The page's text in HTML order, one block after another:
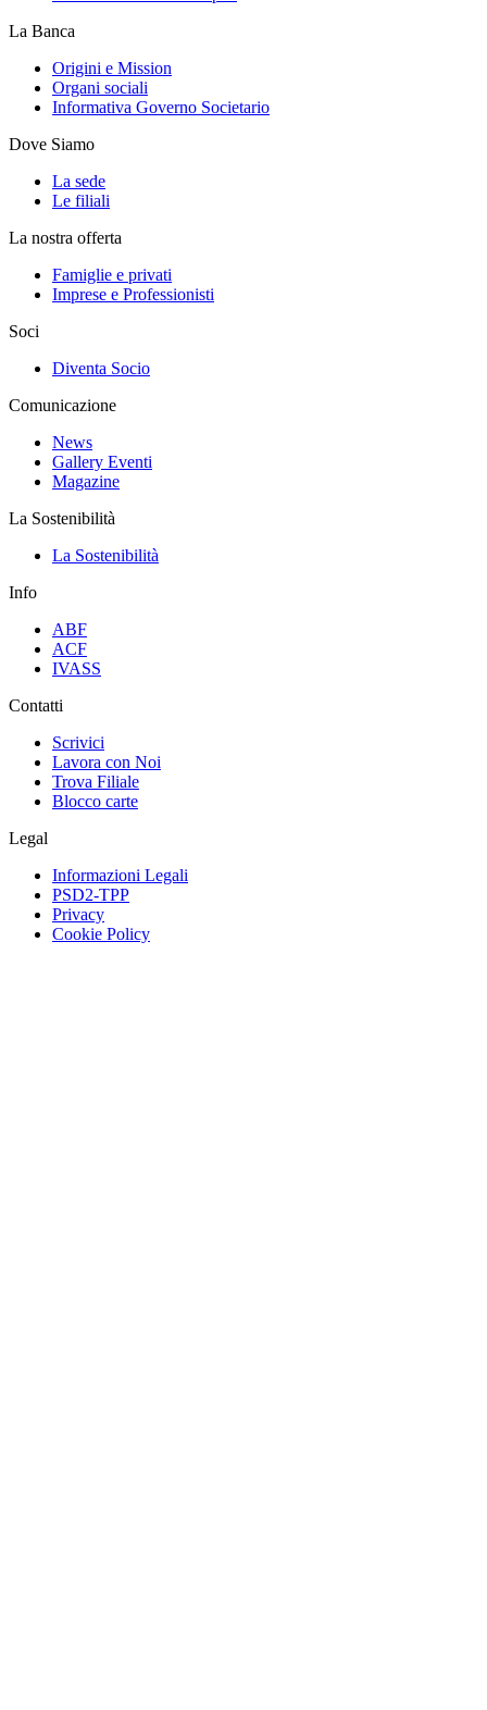
La Banca
Origini e Mission
Organi sociali
Informativa Governo Societario
Dove Siamo
La sede
Le filiali
La nostra offerta
Famiglie e privati
Imprese e Professionisti
Soci
Diventa Socio
Comunicazione
News
Gallery Eventi
Magazine
La Sostenibilità
La Sostenibilità
Info
ABF
ACF
IVASS
Contatti
Scrivici
Lavora con Noi
Trova Filiale
Blocco carte
Legal
Informazioni Legali
PSD2-TPP
Privacy
Cookie Policy